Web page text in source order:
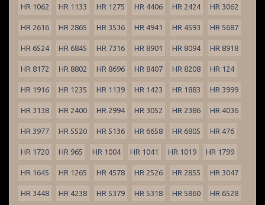
HR 1062 HR 1133 HR 1275 HR 4406 HR 2424 HR 3062
HR 2616 HR 2865 HR 3536 HR 4941 HR 4593 HR 5687
HR 6524 HR 6845 HR 7316 HR 8901 HR 8094 HR 8918
HR 8172 HR 8802 HR 8696 HR 8407 HR 8208 HR 124
HR 1916 HR 1235 HR 1139 HR 1423 HR 1883 HR 3999
HR 3138 HR 2400 HR 2994 HR 3052 HR 2386 HR 4036
HR 3977 HR 5520 HR 5136 HR 6658 HR 6805 HR 476
HR 1720 HR 965 HR 1004 HR 1041 HR 1019 HR 1799
HR 1645 HR 1265 HR 4578 HR 2526 HR 2855 HR 3047
HR 3448 HR 4238 HR 5379 HR 5318 HR 5860 HR 6528